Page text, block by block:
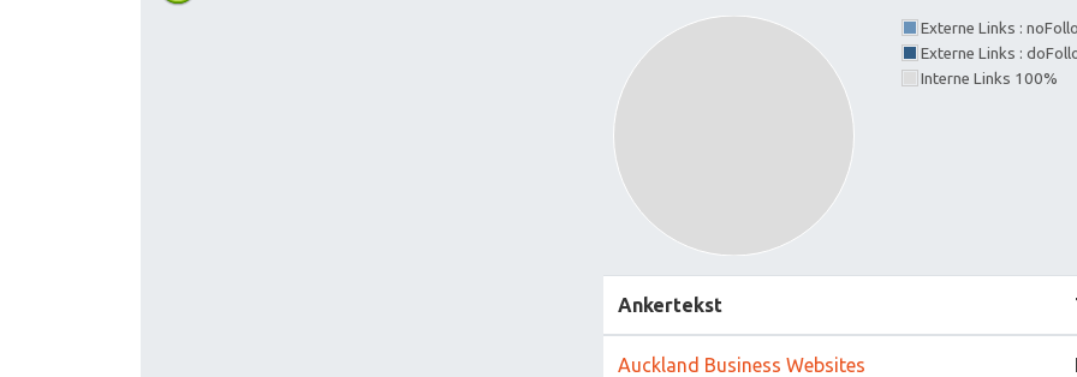
Externe Links :
Externe Links :
Interne Links 100%
Ankertekst
Auckland Business Websites